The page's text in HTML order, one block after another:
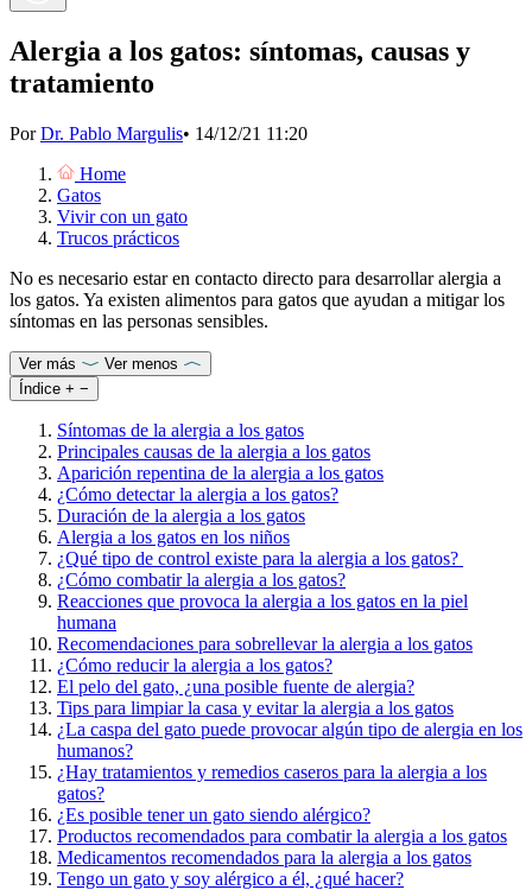
Alergia a los gatos: síntomas, causas y
tratamiento
PorDr. Pablo Margulis• 14/12/21 11:20
Home
Gatos
Vivir con un gato
Trucos prácticos
No es necesario estar en contacto directo para desarrollar alergia a
los gatos. Ya existen alimentos para gatos que ayudan a mitigar los
síntomas en las personas sensibles.
Ver más
Ver menos
Índice + −
Síntomas de la alergia a los gatos
Principales causas de la alergia a los gatos
Aparición repentina de la alergia a los gatos
¿Cómo detectar la alergia a los gatos?
Duración de la alergia a los gatos
Alergia a los gatos en los niños
¿Qué tipo de control existe para la alergia a los gatos?
¿Cómo combatir la alergia a los gatos?
Reacciones que provoca la alergia a los gatos en la piel
humana
Recomendaciones para sobrellevar la alergia a los gatos
¿Cómo reducir la alergia a los gatos?
El pelo del gato, ¿una posible fuente de alergia?
Tips para limpiar la casa y evitar la alergia a los gatos
¿La caspa del gato puede provocar algún tipo de alergia en los
humanos?
¿Hay tratamientos y remedios caseros para la alergia a los
gatos?
¿Es posible tener un gato siendo alérgico?
Productos recomendados para combatir la alergia a los gatos
Medicamentos recomendados para la alergia a los gatos
Tengo un gato y soy alérgico a él, ¿qué hacer?